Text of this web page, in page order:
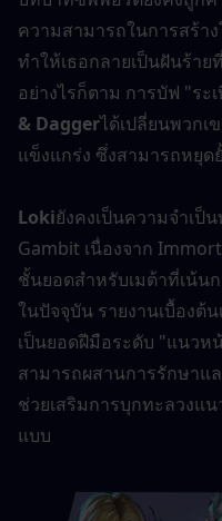
ความสามารถในการสร้า
ทำให้เธอกลายเป็นฝันร้า
อย่างไรก็ตาม การบัฟ "ระ
& Daggerได้เปลี่ยนพวกเ
แข็งแกร่ง ซึ่งสามารถหยุ
Lokiยังคงเป็นความจำเป็
Gambit เนื่องจาก
ชั้นยอดสำหรับเมต้าที่เน้น
ในปัจจุบัน รายงานเบื้องต้น
เป็นยอดฝีมือระดับ "แนวห
สามารถผสานการรักษาแ
ช่วยเสริมการบุกทะลวงแ
แบบ